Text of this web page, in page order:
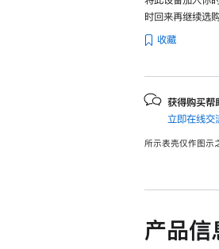
时回来再继续选购
收藏
获得购买帮
立即在线交
所示表壳仅作图示
产品信